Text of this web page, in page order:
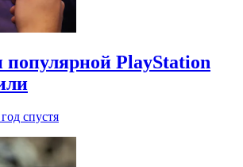
PlayStation
спустя